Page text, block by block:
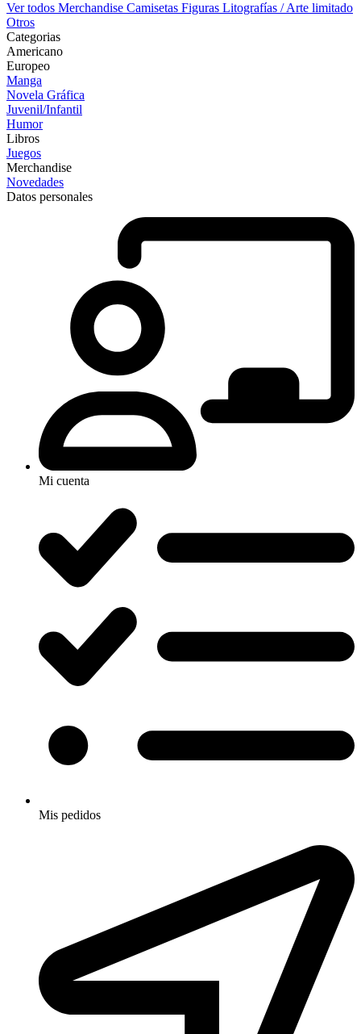
Ver todos Merchandise Camisetas Figuras Litografías / Arte limitado
Otros
Categorias
Americano
Europeo
Manga
Novela Gráfica
Juvenil/Infantil
Humor
Libros
Juegos
Merchandise
Novedades
Datos personales
Mi cuenta
Mis pedidos